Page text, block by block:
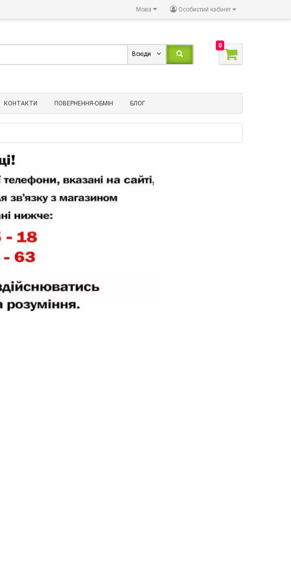
Особистий кабінет
Мова
0
Всюди
КОНТАКТИ ПОВЕРНЕННЯ-ОБМІН БЛОГ